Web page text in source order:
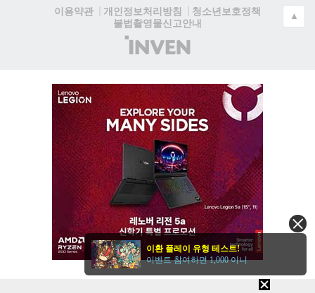
이용약관
개인정보처리방침
청소년보호정책
불법촬영물신고안내
(주)
인
▲
이환 플레이 유형 테스트!
이벤트 참여하면 1,000 이니